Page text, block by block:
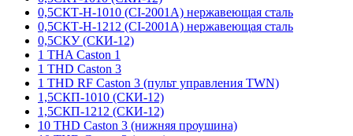
0,5СКТ-Н-1010 (CI-2001A) нержавеющая сталь
0,5СКТ-Н-1212 (CI-2001A) нержавеющая сталь
0,5СКУ (СКИ-12)
1 THA Caston 1
1 THD Caston 3
1 THD RF Caston 3 (пульт управления TWN)
1,5СКП-1010 (СКИ-12)
1,5СКП-1212 (СКИ-12)
10 THD Caston 3 (нижняя проушина)